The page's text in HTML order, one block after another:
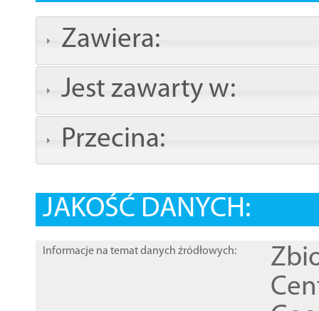
Zawiera:
Jest zawarty w:
Przecina:
JAKOŚĆ DANYCH:
Informacje na temat danych źródłowych: